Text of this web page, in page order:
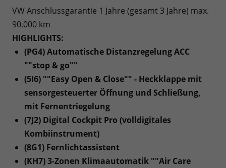
VW Anschlussgarantie 1 Jahre (gesamt 3 Jahre) max.
90.000 km
HIGHLIGHTS:
(PG4) Automatische Distanzregelung ACC
""stop & go""
(5I6) ""Easy Open & Close"" - Heckklappe mit
sensorgesteuerter Öffnung und Schließung,
mit Fernentriegelung
(7J2) Digital Cockpit Pro (volldigitales
Kombiinstrument)
(8G1) Fernlichtassistent
(KH7) 3-Zonen Klimaautomatik ""Air Care